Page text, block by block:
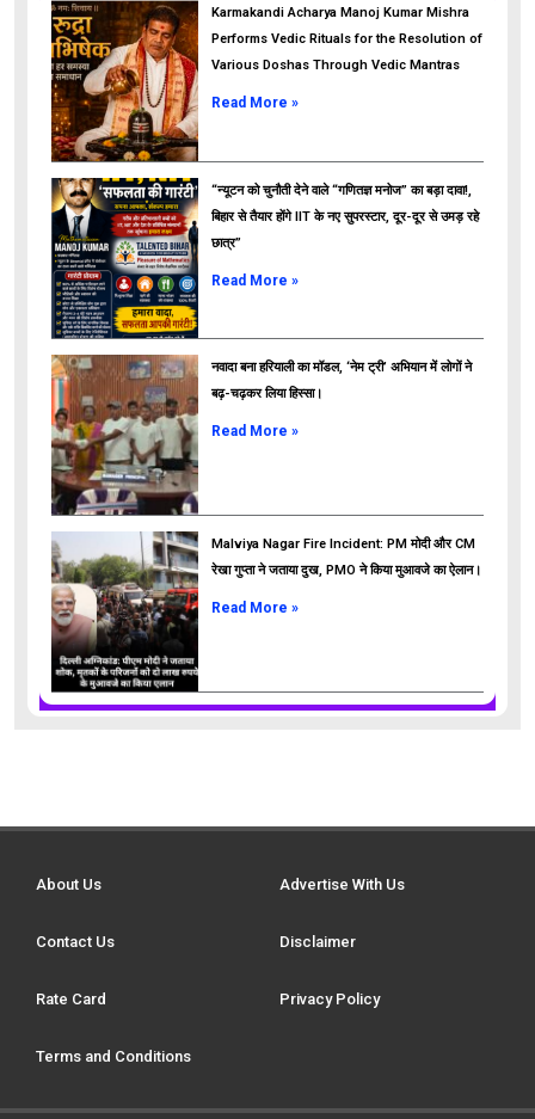
ads
Karmakandi Acharya Manoj Kumar Mishra
Performs Vedic Rituals for the Resolution of
Various Doshas Through Vedic Mantras
Read More »
“न्यूटन को चुनौती देने वाले “गणितज्ञ मनोज” का बड़ा दावा!,
बिहार से तैयार होंगे IIT के नए सुपरस्टार, दूर-दूर से उमड़ रहे
छात्र”
Read More »
नवादा बना हरियाली का मॉडल, ‘नेम ट्री’ अभियान में लोगों ने
बढ़-चढ़कर लिया हिस्सा।
Read More »
Malviya Nagar Fire Incident: PM मोदी और CM
रेखा गुप्ता ने जताया दुख, PMO ने किया मुआवजे का ऐलान।
Read More »
About Us Advertise With Us
Contact Us Disclaimer
Rate Card Privacy Policy
Terms and Conditions